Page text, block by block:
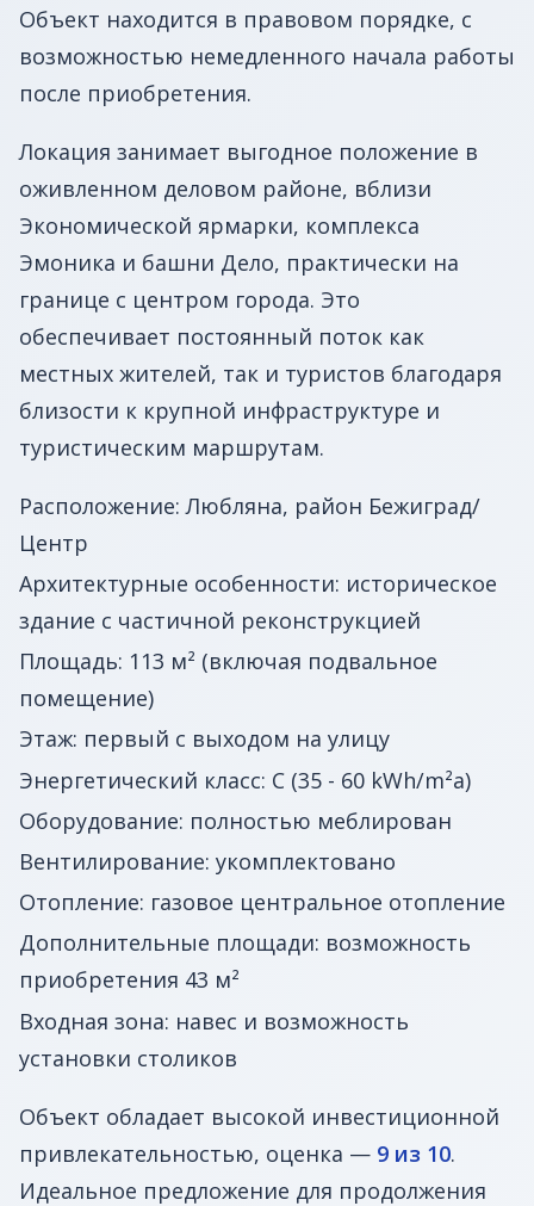
Объект находится в правовом порядке, с
возможностью немедленного начала работы
после приобретения.
Локация занимает выгодное положение в
оживленном деловом районе, вблизи
Экономической ярмарки, комплекса
Эмоника и башни Дело, практически на
границе с центром города. Это
обеспечивает постоянный поток как
местных жителей, так и туристов благодаря
близости к крупной инфраструктуре и
туристическим маршрутам.
Расположение: Любляна, район Бежиград/
Центр
Архитектурные особенности: историческое
здание с частичной реконструкцией
Площадь: 113 м² (включая подвальное
помещение)
Этаж: первый с выходом на улицу
Энергетический класс: C (35 - 60 kWh/m²a)
Оборудование: полностью меблирован
Вентилирование: укомплектовано
Отопление: газовое центральное отопление
Дополнительные площади: возможность
приобретения 43 м²
Входная зона: навес и возможность
установки столиков
Объект обладает высокой инвестиционной
привлекательностью, оценка — 9 из 10.
Идеальное предложение для продолжения